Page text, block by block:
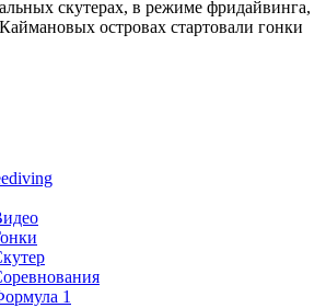
скутерах, в режиме фридайвинга,
островах стартовали гонки
1